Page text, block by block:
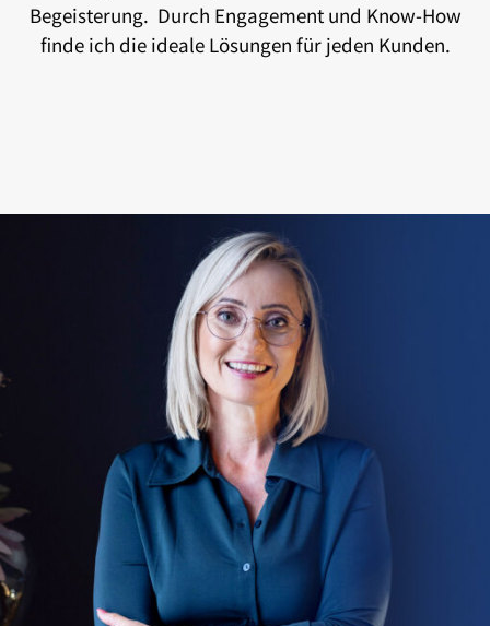
Begeisterung. Durch Engagement und Know-How
finde ich die ideale Lösungen für jeden Kunden.